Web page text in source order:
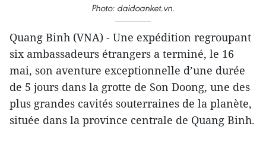
Photo: daidoanket.vn.
Quang Binh (VNA) - Une expédition regroupant
six ambassadeurs étrangers a terminé, le 16
mai, son aventure exceptionnelle d’une durée
de 5 jours dans la grotte de Son Doong, une des
plus grandes cavités souterraines de la planète,
située dans la province centrale de Quang Binh.